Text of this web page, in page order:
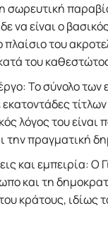
σωρευτική
να είναι ο
πλαίσιο του
του
Το σύνολο των
λόγος του
την πραγματική
και εμπειρία:
και τη
κράτους, ιδίως